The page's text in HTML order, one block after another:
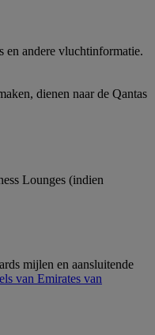
en andere vluchtinformatie.
dienen naar de Qantas
Lounges (indien
mijlen en aansluitende
van Emirates van